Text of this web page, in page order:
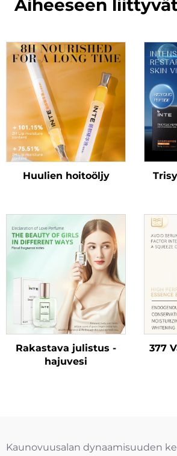
Aiheeseen
Huulien hoitoöljy
Rakastava julistus -
hajuvesi
377
Kaunovuusalan dynaamisuuden